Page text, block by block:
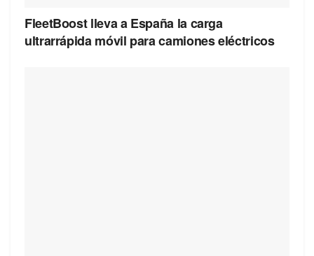
FleetBoost lleva a España la carga
ultrarrápida móvil para camiones eléctricos